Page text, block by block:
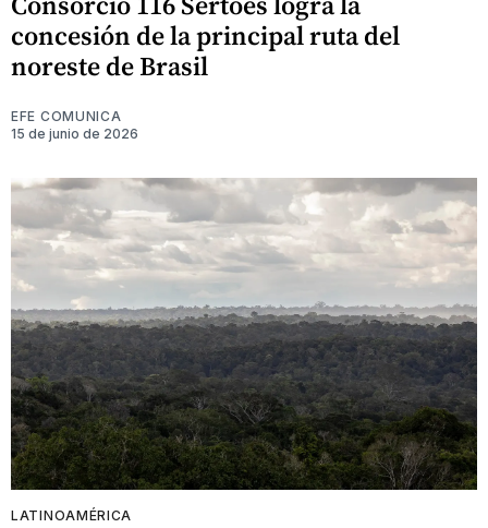
concesión de la principal ruta del
noreste de Brasil
EFE COMUNICA
15 de junio de 2026
LATINOAMÉRICA